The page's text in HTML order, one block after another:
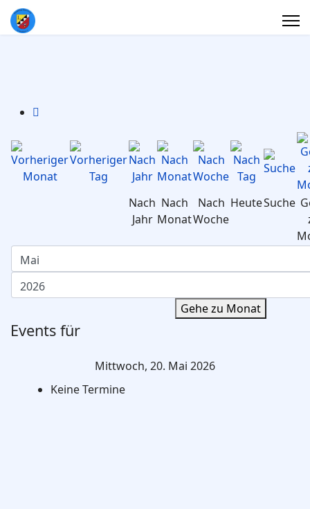
Nach
Jahr
Nach
Monat
Nach
Woche
HeuteSuche
Gehe zu Monat
Events für
Mittwoch, 20. Mai 2026
Keine Termine